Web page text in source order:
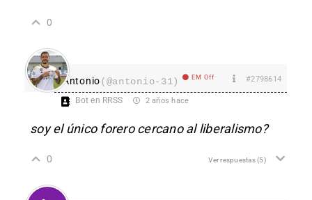
0
Antonio(@antonio-31) EM Off #2798614
Bot en RRSS 2 años hace
soy el único forero cercano al liberalismo?
0 Ver respuestas(5)